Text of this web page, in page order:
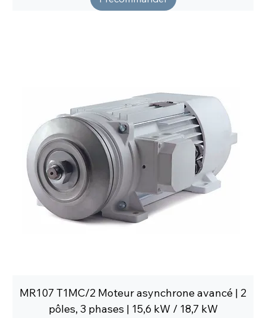
MR107 T1MC/2 Moteur asynchrone avancé | 2
pôles, 3 phases | 15,6 kW / 18,7 kW